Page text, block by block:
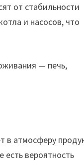
от стабильности
и насосов, что
— печь,
в атмосферу
есть вероятность